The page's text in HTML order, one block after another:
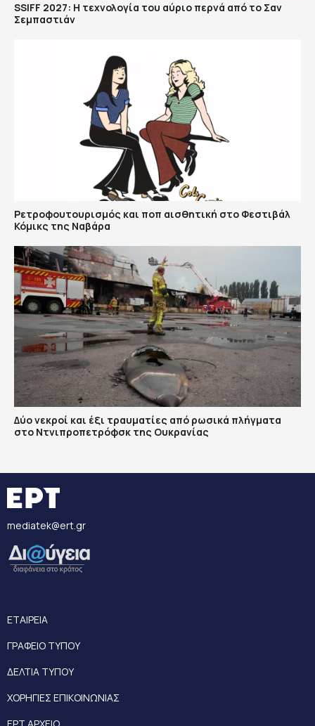
SSIFF 2027: Η τεχνολογία του αύριο περνά από το Σαν
Σεμπαστιάν
Ρετροφουτουρισμός και ποπ αισθητική στο Φεστιβάλ
Κόμικς της Ναβάρα
Δύο νεκροί και έξι τραυματίες από ρωσικά πλήγματα
στο Ντνιπροπετρόφσκ της Ουκρανίας
mediatek@ert.gr
ΕΤΑΙΡΕΙΑ
ΓΡΑΦΕΙΟ ΤΥΠΟΥ
ΔΕΛΤΙΑ ΤΥΠΟΥ
ΧΟΡΗΓΙΕΣ ΕΠΙΚΟΙΝΩΝΙΑΣ